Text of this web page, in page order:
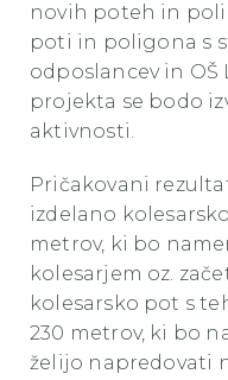
novih poteh in
poti in poligona s
odposlancev in OŠ
projekta se bodo
aktivnosti.
Pričakovani
izdelano
metrov, ki bo
kolesarjem oz.
kolesarsko pot s
230 metrov, ki bo
želijo napredovati